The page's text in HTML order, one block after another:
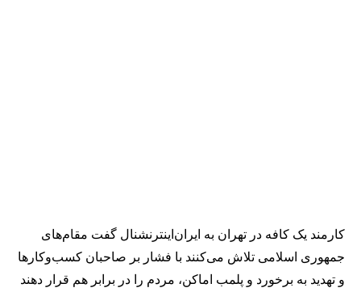
کارمند یک کافه در تهران به ایران‌اینترنشنال گفت مقام‌های
جمهوری اسلامی تلاش می‌کنند با فشار بر صاحبان کسب‌وکارها
و تهدید به برخورد و پلمب اماکن، مردم را در برابر هم قرار دهند